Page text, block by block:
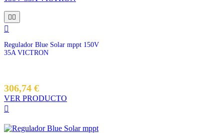


Regulador Blue Solar mppt 150V
35A VICTRON
306,74 €
VER PRODUCTO
